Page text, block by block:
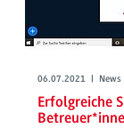
06.07.2021 | News
Erfolgreiche